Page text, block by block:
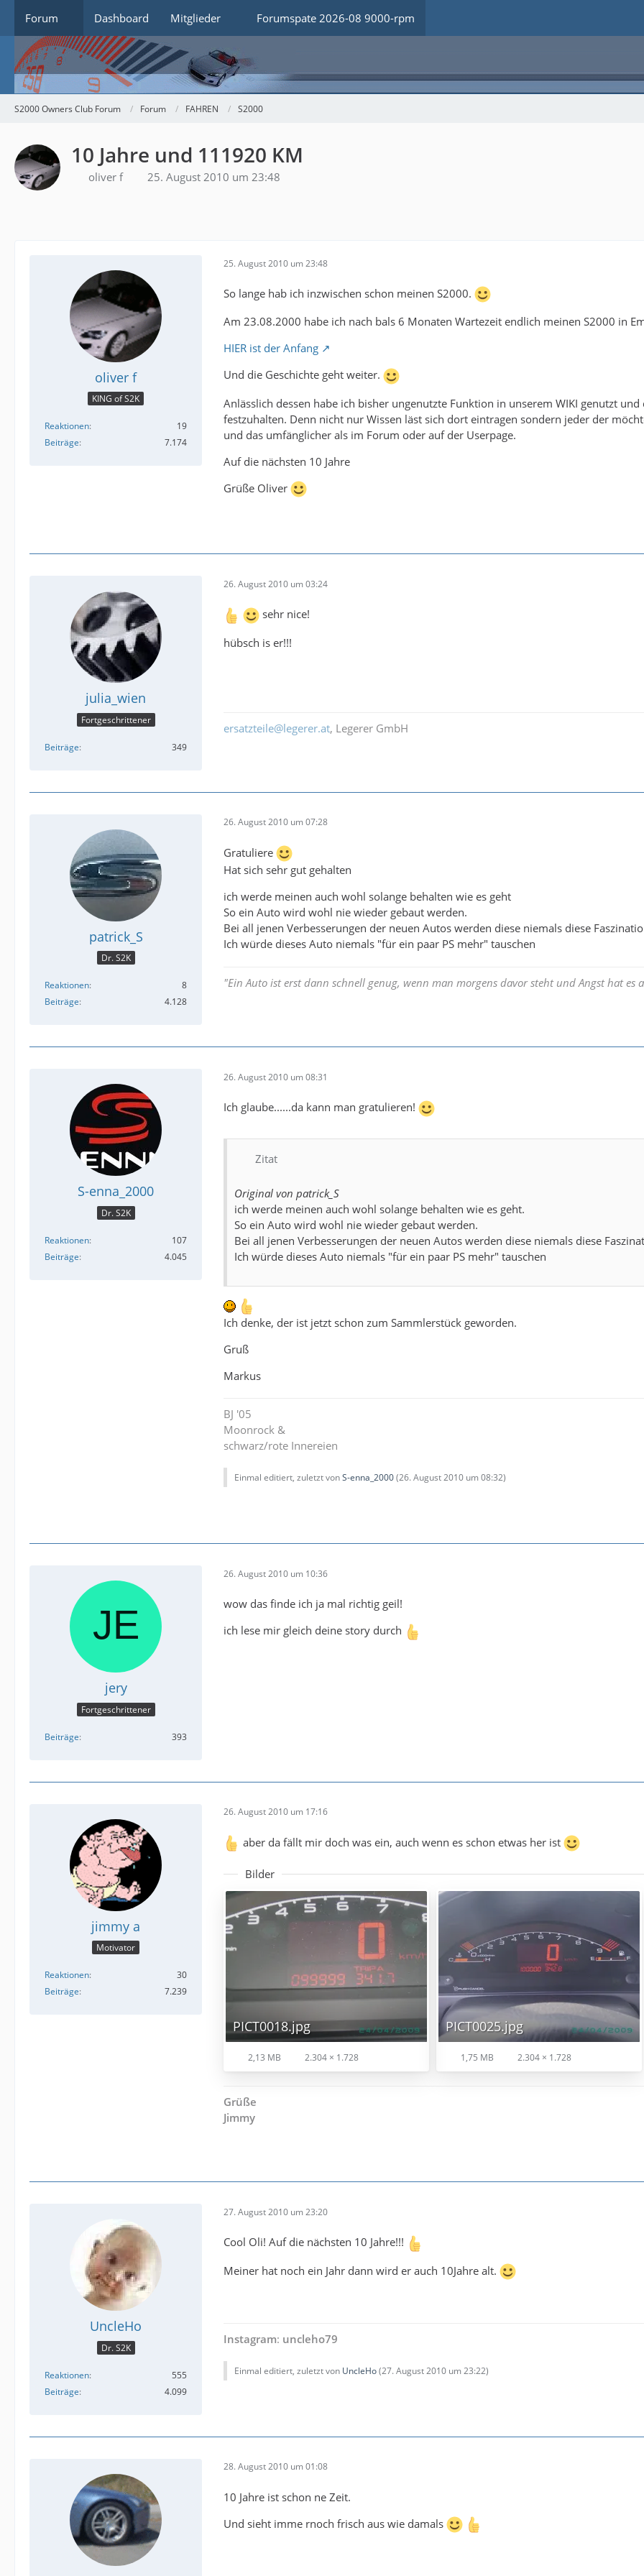
Forum Dashboard Mitglieder Forumspate 2026-08 9000-rpm
S2000 Owners Club Forum Forum FAHREN S2000
10 Jahre und 111920 KM
oliver f 25. August 2010 um 23:48
oliver f
KING of S2K
Reaktionen
19
Beiträge
7.174
25. August 2010 um 23:48
So lange hab ich inzwischen schon meinen S2000.
Am 23.08.2000 habe ich nach bals 6 Monaten Wartezeit endlich meinen S2000 in
HIER ist der Anfang
Und die Geschichte geht weiter.
Anlässlich dessen habe ich bisher ungenutzte Funktion in unserem WIKI genutzt
festzuhalten. Denn nicht nur Wissen läst sich dort eintragen sondern jeder der
und das umfänglicher als im Forum oder auf der Userpage.
Auf die nächsten 10 Jahre
Grüße Oliver
julia_wien
Fortgeschrittener
Beiträge 349
26. August 2010 um 03:24
sehr nice!
hübsch is er!!!
ersatzteile@legerer.at, Legerer GmbH
patrick_S
Dr. S2K
Reaktionen
8
Beiträge
4.128
26. August 2010 um 07:28
Gratuliere
Hat sich sehr gut gehalten
ich werde meinen auch wohl solange behalten wie es geht
So ein Auto wird wohl nie wieder gebaut werden.
Bei all jenen Verbesserungen der neuen Autos werden diese niemals diese
Ich würde dieses Auto niemals "für ein paar PS mehr" tauschen
"Ein Auto ist erst dann schnell genug, wenn man morgens davor steht und Angst hat es
S-enna_2000
Dr. S2K
Reaktionen
107
Beiträge
4.045
26. August 2010 um 08:31
Ich glaube......da kann man gratulieren!
Zitat
Original von patrick_S
ich werde meinen auch wohl solange behalten wie es geht.
So ein Auto wird wohl nie wieder gebaut werden.
Bei all jenen Verbesserungen der neuen Autos werden diese niemals diese
Ich würde dieses Auto niemals "für ein paar PS mehr" tauschen
Ich denke, der ist jetzt schon zum Sammlerstück geworden.
Gruß
Markus
BJ '05
Moonrock &
schwarz/rote Innereien
Einmal editiert, zuletzt vonS-enna_2000(26. August 2010 um 08:32)
jery
Fortgeschrittener
Beiträge 393
26. August 2010 um 10:36
wow das finde ich ja mal richtig geil!
ich lese mir gleich deine story durch
jimmy a
Motivator
Reaktionen
30
Beiträge
7.239
26. August 2010 um 17:16
aber da fällt mir doch was ein, auch wenn es schon etwas her ist
Bilder
PICT0018.jpg
2,13 MB 2.304 × 1.728
PICT0025.jpg
1,75 MB 2.304 × 1.728
Grüße
Jimmy
UncleHo
Dr. S2K
Reaktionen
555
Beiträge
4.099
27. August 2010 um 23:20
Cool Oli! Auf die nächsten 10 Jahre!!!
Meiner hat noch ein Jahr dann wird er auch 10Jahre alt.
Instagram: uncleho79
Einmal editiert, zuletzt von UncleHo(27. August 2010 um 23:22)
28. August 2010 um 01:08
10 Jahre ist schon ne Zeit.
Und sieht imme rnoch frisch aus wie damals